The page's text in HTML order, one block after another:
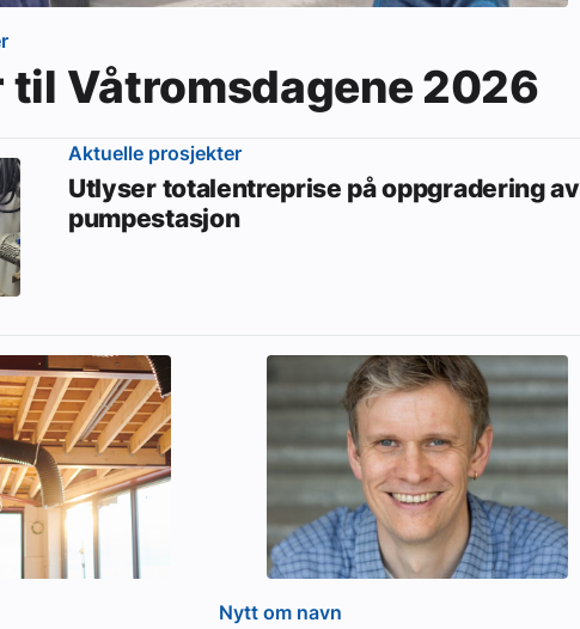
til Våtromsdagene 2026
Aktuelle prosjekter
Utlyser totalentreprise på oppgradering av
pumpestasjon
Nytt om navn